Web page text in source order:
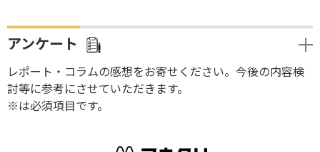
アンケート
レポート・コラムの感想をお寄せください。今後の内容検
討等に参考にさせていただきます。
※は必須項目です。